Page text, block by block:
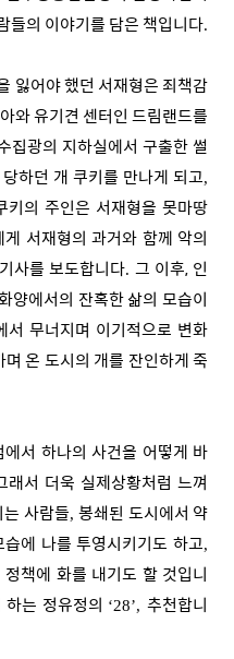
들의 이야기를 담은 책입니다.
잃어야 했던 서재형은 죄책감
와 유기견 센터인 드림랜드를
집광의 지하실에서 구출한 썰
하던 개 쿠키를 만나게 되고,
키의 주인은 서재형을 못마땅
서재형의 과거와 함께 악의
사를 보도합니다. 그 이후, 인
양에서의 잔혹한 삶의 모습이
서 무너지며 이기적으로 변화
온 도시의 개를 잔인하게 죽
서 하나의 사건을 어떻게 바
래서 더욱 실제상황처럼 느껴
사람들,봉쇄된 도시에서 약
에 나를 투영시키기도 하고,
책에 화를 내기도 할 것입니
는 정유정의 ‘28’,추천합니